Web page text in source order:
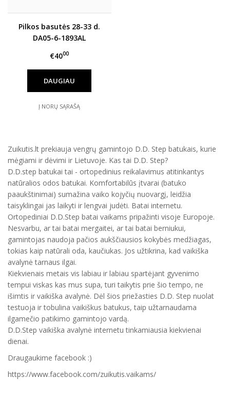
Pilkos basutės 28-33 d.
DA05-6-1893AL
€4000
DAUGIAU
Į NORŲ SĄRAŠĄ
Zuikutis.lt prekiauja vengrų gamintojo D.D. Step batukais, kurie
mėgiami ir dėvimi ir Lietuvoje. Kas tai D.D. Step?
D.D.step batukai tai - ortopedinius reikalavimus atitinkantys
natūralios odos batukai. Komfortabilūs įtvarai (batuko
paaukštinimai) sumažina vaiko kojyčių nuovargį, leidžia
taisyklingai jas laikyti ir lengvai judėti. Batai internetu.
Ortopediniai D.D.Step batai vaikams pripažinti visoje Europoje.
Nesvarbu, ar tai batai mergaitei, ar tai batai berniukui,
gamintojas naudoja pačios aukščiausios kokybės medžiagas,
tokias kaip natūrali oda, kaučiukas. Jos užtikrina, kad vaikiška
avalynė tarnaus ilgai.
Kiekvienais metais vis labiau ir labiau spartėjant gyvenimo
tempui viskas kas mus supa, turi taikytis prie šio tempo, ne
išimtis ir vaikiška avalynė. Dėl šios priežasties D.D. Step nuolat
testuoja ir tobulina vaikiškus batukus, taip užtarnaudama
ilgamečio patikimo gamintojo vardą.
D.D.Step vaikiška avalynė internetu tinkamiausia kiekvienai
dienai.
Draugaukime facebook :)
https://www.facebook.com/zuikutis.vaikams/